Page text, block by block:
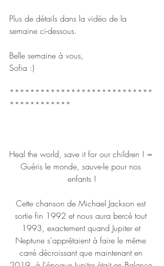
Plus de détails dans la vidéo de la
semaine ci-dessous.
Belle semaine à vous,
Sofia :)
****************************
************
Heal the world, save it for our children ! =
Guéris le monde, sauve-le pour nos
enfants !
Cette chanson de Michael Jackson est
sortie fin 1992 et nous aura bercé tout
1993, exactement quand Jupiter et
Neptune s'apprêtaient à faire le même
carré décroissant que maintenant en